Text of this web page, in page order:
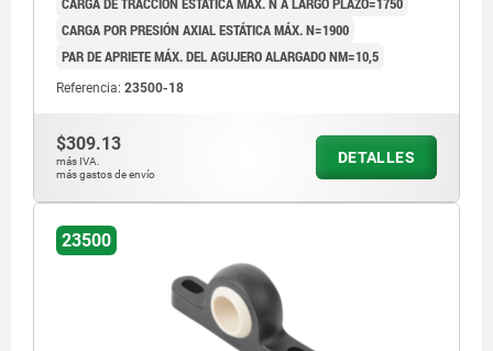
CARGA POR PRESIÓN AXIAL ESTÁTICA MÁX. N=1900
PAR DE APRIETE MÁX. DEL AGUJERO ALARGADO NM=10,5
Referencia: 23500-18
$309.13
más IVA.
más gastos de envío
DETALLES
23500